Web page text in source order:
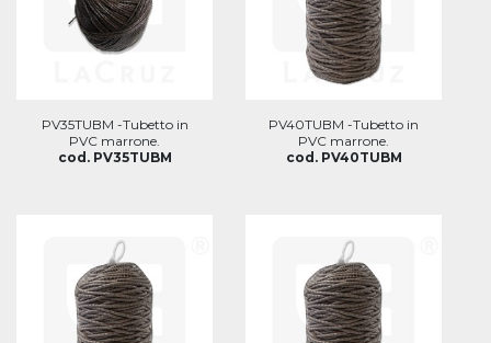
PV35TUBM -Tubetto in
PVC marrone.
cod. PV35TUBM
PV40TUBM -Tubetto in
PVC marrone.
cod. PV40TUBM